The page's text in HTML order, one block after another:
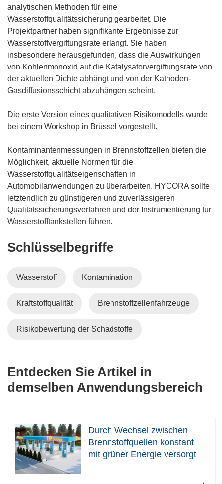
analytischen Methoden für eine
Wasserstoffqualitätssicherung gearbeitet. Die
Projektpartner haben signifikante Ergebnisse zur
Wasserstoffvergiftungsrate erlangt. Sie haben
insbesondere herausgefunden, dass die Auswirkungen
von Kohlenmonoxid auf die Katalysatorvergiftungsrate von
der aktuellen Dichte abhängt und von der Kathoden-
Gasdiffusionsschicht abzuhängen scheint.
Die erste Version eines qualitativen Risikomodells wurde
bei einem Workshop in Brüssel vorgestellt.
Kontaminantenmessungen in Brennstoffzellen bieten die
Möglichkeit, aktuelle Normen für die
Wasserstoffqualitätseigenschaften in
Automobilanwendungen zu überarbeiten. HYCORA sollte
letztendlich zu günstigeren und zuverlässigeren
Qualitätssicherungsverfahren und der Instrumentierung für
Wasserstofftankstellen führen.
Schlüsselbegriffe
Wasserstoff Kontamination
Kraftstoffqualität Brennstoffzellenfahrzeuge
Risikobewertung der Schadstoffe
Entdecken Sie Artikel in
demselben Anwendungsbereich
Durch Wechsel zwischen
Brennstoffquellen konstant
mit grüner Energie versorgt